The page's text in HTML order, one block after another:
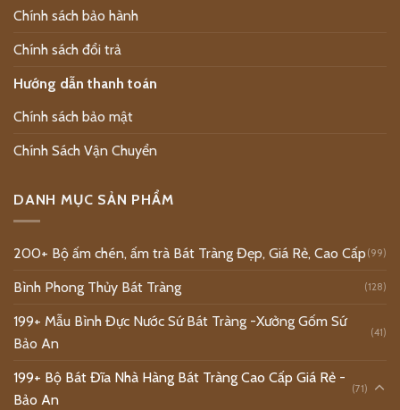
Chính sách bảo hành
Chính sách đổi trả
Hướng dẫn thanh toán
Chính sách bảo mật
Chính Sách Vận Chuyển
DANH MỤC SẢN PHẨM
200+ Bộ ấm chén, ấm trà Bát Tràng Đẹp, Giá Rẻ, Cao Cấp (99)
Bình Phong Thủy Bát Tràng (128)
199+ Mẫu Bình Đực Nước Sứ Bát Tràng -Xưởng Gốm Sứ
Bảo An
(41)
199+ Bộ Bát Đĩa Nhà Hàng Bát Tràng Cao Cấp Giá Rẻ -
Bảo An
(71)